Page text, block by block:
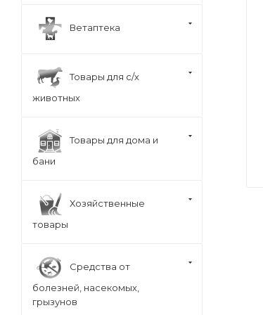
Ветаптека
Товары для с/х
животных
Товары для дома и
бани
Хозяйственные
товары
Средства от
болезней, насекомых,
грызунов